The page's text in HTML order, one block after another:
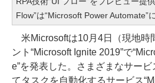
Flow”は“Microsoft Power Automate”に
米Microsoftは10月4日（現地時
ント“Microsoft Ignite 2019”で
e”を発表した。さまざまなサー
てタスクを自動化するサービス